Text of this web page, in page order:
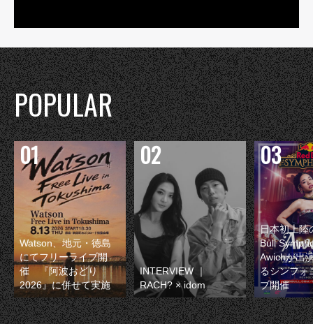
POPULAR
Watson、地元・徳島
にてフリーライブ開
催 『阿波おどり
2026』に併せて実施
INTERVIEW ｜
RACH? × idom
日本初上陸
Bull
Awichが出
るシンフォ
ブ開催